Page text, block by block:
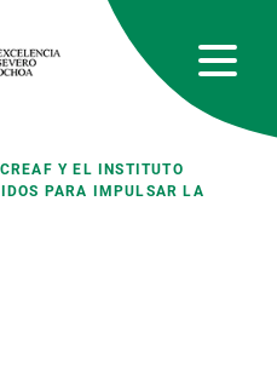
Y EL INSTITUTO
PARA IMPULSAR LA